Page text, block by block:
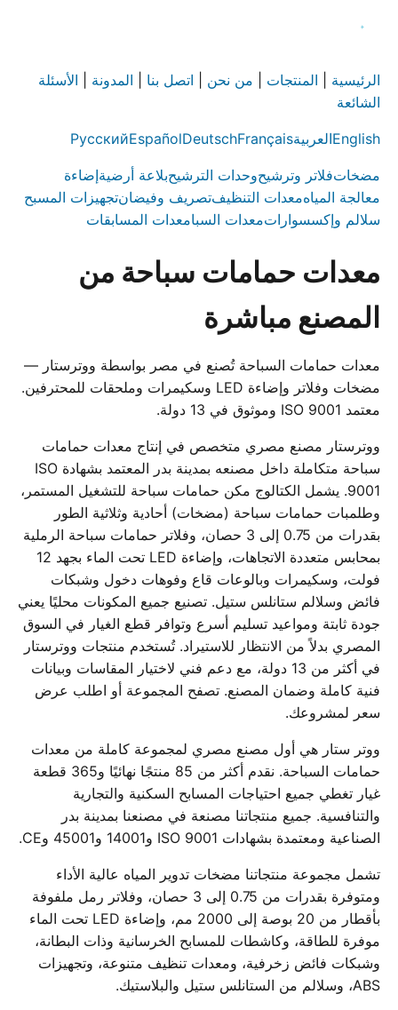
الرئيسية المنتجات من نحن اتصل بنا المدونة
الأسئلة
الشائعة
EnglishالعربيةFrançais
Deutsch
Español
Русский
مضخاتفلاتر وترشيحوحدات الترشيحبلاعة أرضيةإضاءة
معالجة المياهمعدات التنظيفتصريف وفيضانتجهيزات المسبح
سلالم وإكسسواراتمعدات السبامعدات المسابقات
معدات حمامات سباحة من
المصنع مباشرة
معدات حمامات السباحة تُصنع في مصر بواسطة ووترستار —
مضخات وفلاتر وإضاءة LED وسكيمرات وملحقات للمحترفين.
معتمد ISO 9001 وموثوق في 13 دولة.
ووترستار مصنع مصري متخصص في إنتاج معدات حمامات
سباحة متكاملة داخل مصنعه بمدينة بدر المعتمد بشهادة ISO
9001. يشمل الكتالوج مكن حمامات سباحة للتشغيل المستمر،
وطلمبات حمامات سباحة (مضخات) أحادية وثلاثية الطور
بقدرات من 0.75 إلى 3 حصان، وفلاتر حمامات سباحة الرملية
بمحابس متعددة الاتجاهات، وإضاءة LED تحت الماء بجهد 12
فولت، وسكيمرات وبالوعات قاع وفوهات دخول وشبكات
فائض وسلالم ستانلس ستيل. تصنيع جميع المكونات محليًا يعني
جودة ثابتة ومواعيد تسليم أسرع وتوافر قطع الغيار في السوق
المصري بدلاً من الانتظار للاستيراد. تُستخدم منتجات ووترستار
في أكثر من 13 دولة، مع دعم فني لاختيار المقاسات وبيانات
فنية كاملة وضمان المصنع. تصفح المجموعة أو اطلب عرض
سعر لمشروعك.
ووتر ستار هي أول مصنع مصري لمجموعة كاملة من معدات
حمامات السباحة. نقدم أكثر من 85 منتجًا نهائيًا و365 قطعة
غيار تغطي جميع احتياجات المسابح السكنية والتجارية
والتنافسية. جميع منتجاتنا مصنعة في مصنعنا بمدينة بدر
الصناعية ومعتمدة بشهادات ISO 9001 و14001 و45001 وCE.
تشمل مجموعة منتجاتنا مضخات تدوير المياه عالية الأداء
ومتوفرة بقدرات من 0.75 إلى 3 حصان، وفلاتر رمل ملفوفة
بأقطار من 20 بوصة إلى 2000 مم، وإضاءة LED تحت الماء
موفرة للطاقة، وكاشطات للمسابح الخرسانية وذات البطانة،
وشبكات فائض زخرفية، ومعدات تنظيف متنوعة، وتجهيزات
ABS، وسلالم من الستانلس ستيل والبلاستيك.